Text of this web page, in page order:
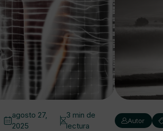
agosto 27,
2025
3 min de
lectura
Autor